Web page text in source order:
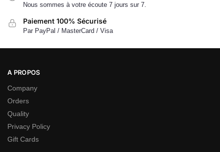
Nous sommes à votre écoute 7 jours sur 7.
Paiement 100% Sécurisé
Par PayPal / MasterCard / Visa
A PROPOS
Company
Orders
Quality
Privacy Policy
Gift Cards